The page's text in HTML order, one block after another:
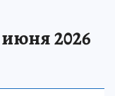
2026